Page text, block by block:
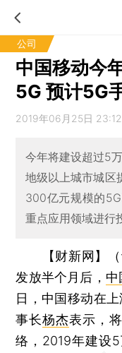
公司
中国移动今
5G 预计5G
2019年06月25日 23:12
今年将建设超过5
地级以上城市城区
300亿元规模的
重点应用领域进行
【财新网】
发放半个月后， 中
日，中国移动在
事长杨杰表示，
络，2019年建设